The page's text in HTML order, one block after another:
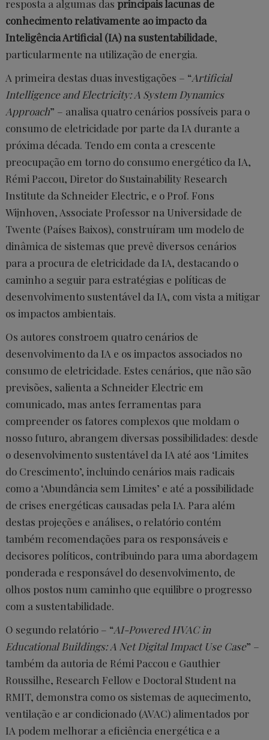
resposta a algumas das principais lacunas de
conhecimento relativamente ao impacto da
Inteligência Artificial (IA) na sustentabilidade,
particularmente na utilização de energia.
A primeira destas duas investigações – “Artificial
Intelligence and Electricity: A System Dynamics
Approach” – analisa quatro cenários possíveis para o
consumo de eletricidade por parte da IA durante a
próxima década. Tendo em conta a crescente
preocupação em torno do consumo energético da IA,
Rémi Paccou, Diretor do Sustainability Research
Institute da Schneider Electric, e o Prof. Fons
Wijnhoven, Associate Professor na Universidade de
Twente (Países Baixos), construíram um modelo de
dinâmica de sistemas que prevê diversos cenários
para a procura de eletricidade da IA, destacando o
caminho a seguir para estratégias e políticas de
desenvolvimento sustentável da IA, com vista a mitigar
os impactos ambientais.
Os autores constroem quatro cenários de
desenvolvimento da IA e os impactos associados no
consumo de eletricidade. Estes cenários, que não são
previsões, salienta a Schneider Electric em
comunicado, mas antes ferramentas para
compreender os fatores complexos que moldam o
nosso futuro, abrangem diversas possibilidades: desde
o desenvolvimento sustentável da IA até aos ‘Limites
do Crescimento’, incluindo cenários mais radicais
como a ‘Abundância sem Limites’ e até a possibilidade
de crises energéticas causadas pela IA. Para além
destas projeções e análises, o relatório contém
também recomendações para os responsáveis e
decisores políticos, contribuindo para uma abordagem
ponderada e responsável do desenvolvimento, de
olhos postos num caminho que equilibre o progresso
com a sustentabilidade.
O segundo relatório – “AI-Powered HVAC in
Educational Buildings: A Net Digital Impact Use Case” –
também da autoria de Rémi Paccou e Gauthier
Roussilhe, Research Fellow e Doctoral Student na
RMIT, demonstra como os sistemas de aquecimento,
ventilação e ar condicionado (AVAC) alimentados por
IA podem melhorar a eficiência energética e a